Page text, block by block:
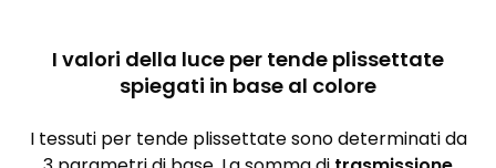
I valori della luce per tende plissettate
spiegati in base al colore
I tessuti per tende plissettate sono determinati da